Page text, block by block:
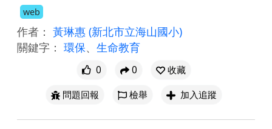
web
作者： 黃琳惠 (新北市立海山國小)
關鍵字： 環保、 生命教育
0 0
收藏
問題回報
檢舉 加入追蹤